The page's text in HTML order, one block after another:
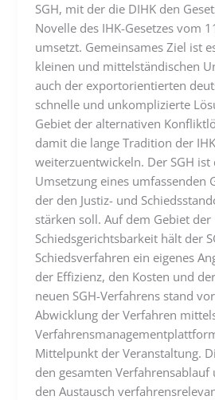
SGH, mit der die DIHK den
Novelle des IHK-Gesetzes vom
umsetzt. Gemeinsames Ziel ist
kleinen und mittelständischen
auch der exportorientierten
schnelle und unkomplizierte
Gebiet der alternativen
damit die lange Tradition der
weiterzuentwickeln. Der SGH
Umsetzung eines umfassenden
der den Justiz- und
stärken soll. Auf dem Gebiet der
Schiedsgerichtsbarkeit hält der
Schiedsverfahren ein eigenes
der Effizienz, den Kosten und
neuen SGH-Verfahrens stand
Abwicklung der Verfahren
Mittelpunkt der Veranstaltung.
den gesamten
den Austausch